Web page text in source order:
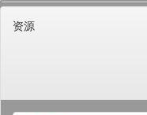
资源